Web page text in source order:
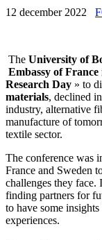
12 december 2022
The University of
Embassy of France
Research Day » to
materials, declined
industry, alternative
manufacture of
textile sector.
The conference was
France and Sweden
challenges they face.
finding partners for
to have some
experiences.